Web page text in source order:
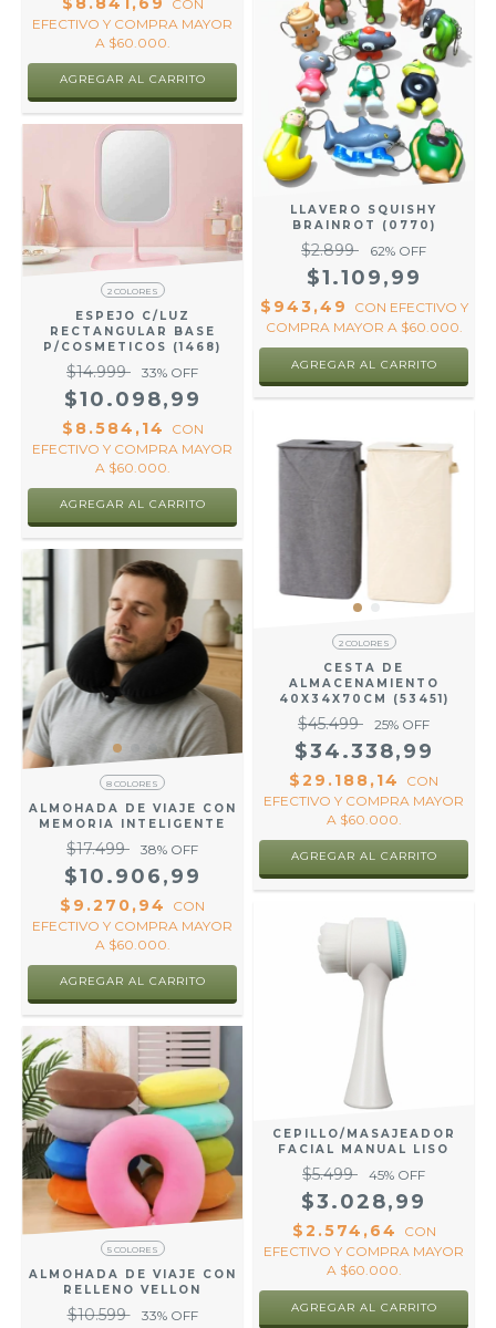
CON
EFECTIVO Y COMPRA MAYOR
A $60.000.
AGREGAR AL CARRITO
2 COLORES
ESPEJO C/LUZ
RECTANGULAR BASE
P/COSMETICOS (1468)
$14.999 33% OFF
$10.098,99
$8.584,14
CON
EFECTIVO Y COMPRA MAYOR
A $60.000.
AGREGAR AL CARRITO
LLAVERO SQUISHY
BRAINROT (0770)
$2.899 62% OFF
$1.109,99
$943,49 CON EFECTIVO Y
COMPRA MAYOR A $60.000.
8 COLORES
ALMOHADA DE VIAJE CON
MEMORIA INTELIGENTE
$17.499 38% OFF
$10.906,99
$9.270,94
CON
EFECTIVO Y COMPRA MAYOR
A $60.000.
AGREGAR AL CARRITO
2 COLORES
CESTA DE
ALMACENAMIENTO
40X34X70CM (53451)
$45.499 25% OFF
$34.338,99
$29.188,14
CON
EFECTIVO Y COMPRA MAYOR
A $60.000.
AGREGAR AL CARRITO
5 COLORES
ALMOHADA DE VIAJE CON
RELLENO VELLON
$10.599 33% OFF
CEPILLO/MASAJEADOR
FACIAL MANUAL LISO
$5.499 45% OFF
$3.028,99
$2.574,64
CON
EFECTIVO Y COMPRA MAYOR
A $60.000.